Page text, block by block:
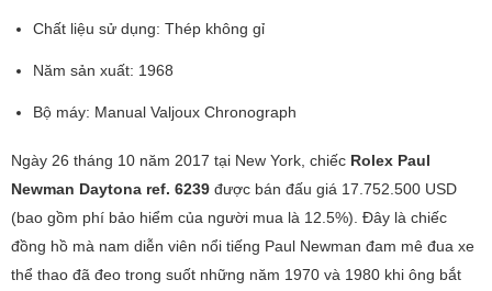
Chất liệu sử dụng: Thép không gỉ
Năm sản xuất: 1968
Bộ máy: Manual Valjoux Chronograph
Ngày 26 tháng 10 năm 2017 tại New York, chiếc Rolex Paul
Newman Daytona ref. 6239 được bán đấu giá 17.752.500 USD
(bao gồm phí bảo hiểm của người mua là 12.5%). Đây là chiếc
đồng hồ mà nam diễn viên nổi tiếng Paul Newman đam mê đua xe
thể thao đã đeo trong suốt những năm 1970 và 1980 khi ông bắt